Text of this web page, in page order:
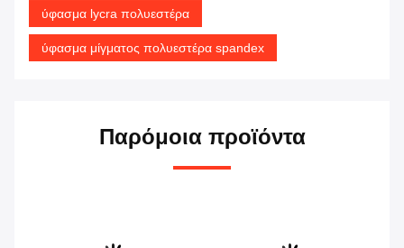
ύφασμα lycra πολυεστέρα
ύφασμα μίγματος πολυεστέρα spandex
Παρόμοια προϊόντα